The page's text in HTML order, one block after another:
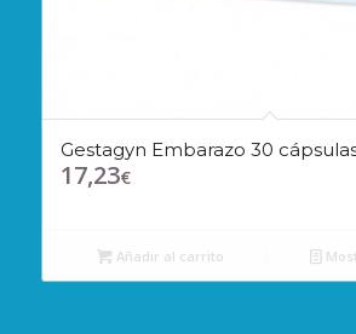
Gestagyn Embarazo 30
17,23€
Añadir al carrito